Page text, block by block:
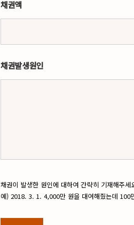
채권액
채권발생원인
채권이 발생한 원인에 대하여 간략히 기재해주세
예) 2018. 3. 1. 4,000만 원을 대여해줬는데 100